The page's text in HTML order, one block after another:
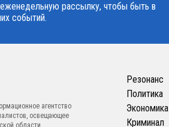
рассылку, чтобы быть в
событий.
агентство
освещающее
области.
Резонанс
Политика
Экономика
Криминал